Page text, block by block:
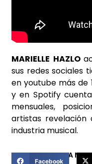
MARIELLE HAZLO
sus redes sociales
en youtube más de
y en Spotify
mensuales,
artistas
industria musical.
COMPARTIR ESTA
Facebook